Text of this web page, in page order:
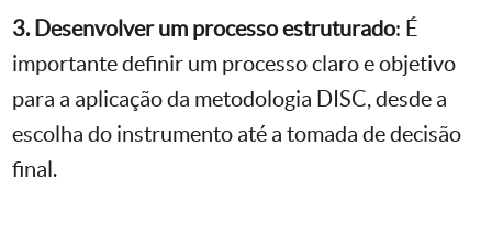
3. Desenvolver um processo estruturado: É
importante definir um processo claro e objetivo
para a aplicação da metodologia DISC, desde a
escolha do instrumento até a tomada de decisão
final.